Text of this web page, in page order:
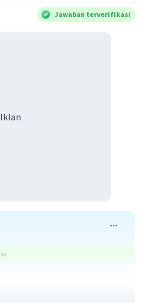
Jawaban terverifikasi
Iklan